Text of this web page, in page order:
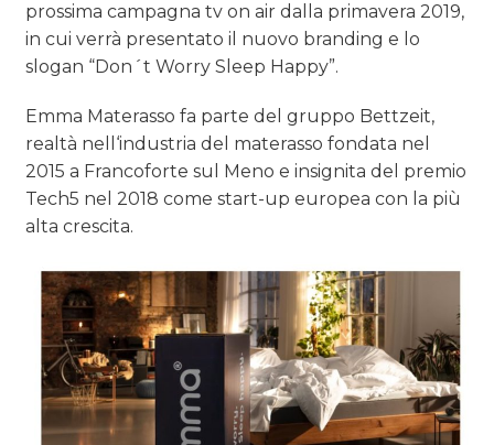
RICERCHE
NORMATIVE
CASE HISTORY
OPINIONI
prossima campagna tv on air dalla primavera 2019,
in cui verrà presentato il nuovo branding e lo
slogan “Don´t Worry Sleep Happy”.
Emma Materasso fa parte del gruppo Bettzeit,
realtà nell‘industria del materasso fondata nel
2015 a Francoforte sul Meno e insignita del premio
Tech5 nel 2018 come start-up europea con la più
alta crescita.